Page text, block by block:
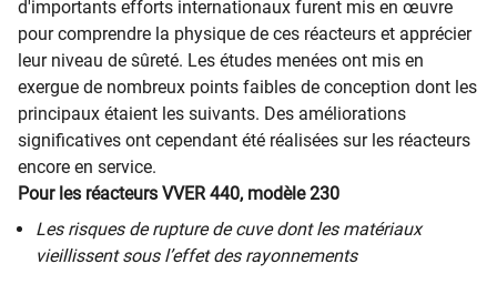
d'importants efforts internationaux furent mis en œuvre
pour comprendre la physique de ces réacteurs et apprécier
leur niveau de sûreté. Les études menées ont mis en
exergue de nombreux points faibles de conception dont les
principaux étaient les suivants. Des améliorations
significatives ont cependant été réalisées sur les réacteurs
encore en service.
Pour les réacteurs VVER 440, modèle 230
Les risques de rupture de cuve dont les matériaux
vieillissent sous l’effet des rayonnements